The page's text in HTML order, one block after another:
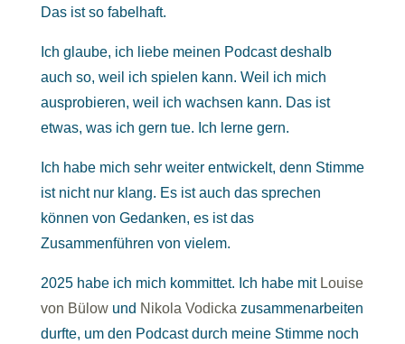
Das ist so fabelhaft.
Ich glaube, ich liebe meinen Podcast deshalb
auch so, weil ich spielen kann. Weil ich mich
ausprobieren, weil ich wachsen kann. Das ist
etwas, was ich gern tue. Ich lerne gern.
Ich habe mich sehr weiter entwickelt, denn Stimme
ist nicht nur klang. Es ist auch das sprechen
können von Gedanken, es ist das
Zusammenführen von vielem.
2025 habe ich mich kommittet. Ich habe mit Louise
von Bülowund Nikola Vodicka zusammenarbeiten
durfte, um den Podcast durch meine Stimme noch